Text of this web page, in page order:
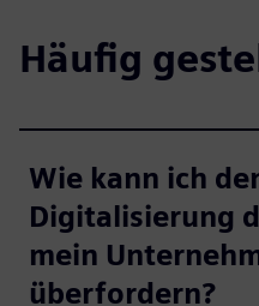
Häufig
Wie kann ich
Digitalisierung
mein
überfordern?